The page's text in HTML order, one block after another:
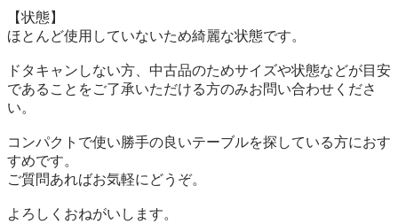
【状態】
ほとんど使用していないため綺麗な状態です。
ドタキャンしない方、中古品のためサイズや状態などが目安
であることをご了承いただける方のみお問い合わせくださ
い。
コンパクトで使い勝手の良いテーブルを探している方におす
すめです。
ご質問あればお気軽にどうぞ。
よろしくおねがいします。